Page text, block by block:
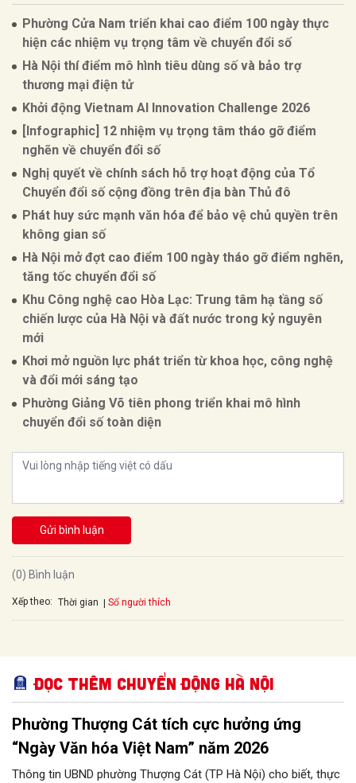
Phường Cửa Nam triển khai cao điểm 100 ngày thực
hiện các nhiệm vụ trọng tâm về chuyển đổi số
Hà Nội thí điểm mô hình tiêu dùng số và bảo trợ
thương mại điện tử
Khởi động Vietnam AI Innovation Challenge 2026
[Infographic] 12 nhiệm vụ trọng tâm tháo gỡ điểm
nghẽn về chuyển đổi số
Nghị quyết về chính sách hỗ trợ hoạt động của Tổ
Chuyển đổi số cộng đồng trên địa bàn Thủ đô
Phát huy sức mạnh văn hóa để bảo vệ chủ quyền trên
không gian số
Hà Nội mở đợt cao điểm 100 ngày tháo gỡ điểm nghẽn,
tăng tốc chuyển đổi số
Khu Công nghệ cao Hòa Lạc: Trung tâm hạ tầng số
chiến lược của Hà Nội và đất nước trong kỷ nguyên
mới
Khơi mở nguồn lực phát triển từ khoa học, công nghệ
và đổi mới sáng tạo
Phường Giảng Võ tiên phong triển khai mô hình
chuyển đổi số toàn diện
Gửi bình luận
(0) Bình luận
Xếp theo: Thời gian Số người thích
Đọc thêm Chuyển động Hà Nội
Phường Thượng Cát tích cực hưởng ứng
“Ngày Văn hóa Việt Nam” năm 2026
Thông tin UBND phường Thượng Cát (TP Hà Nội) cho biết, thực